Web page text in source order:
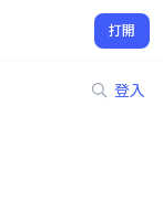
打開
登入